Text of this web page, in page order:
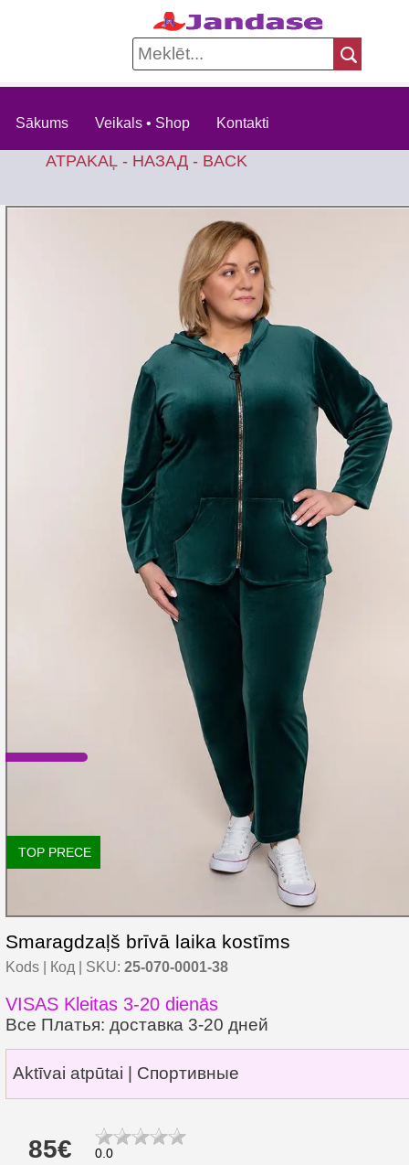
Sākums Veikals • Shop Kontakti
ATPAKAĻ - НАЗАД - BACK
TOP PRECE
Smaragdzaļš brīvā laika kostīms
Kods | Код | SKU: 25-070-0001-38
VISAS Kleitas 3-20 dienās
Все Платья: доставка 3-20 дней
Aktīvai atpūtai | Спортивные
85€ 0.0